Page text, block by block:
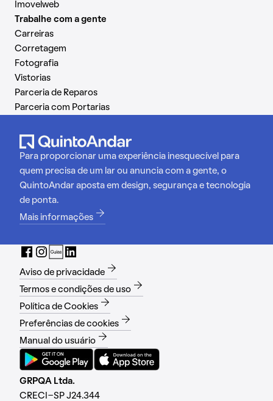
Imovelweb
Trabalhe com a gente
Carreiras
Corretagem
Fotografia
Vistorias
Parceria de Reparos
Parceria com Portarias
Para proporcionar uma experiência inesquecível para
quem precisa de um lar ou anuncia com a gente, o
QuintoAndar aposta em design, segurança e tecnologia
de ponta.
Mais informações
Aviso de privacidade
Termos e condições de uso
Política de Cookies
Preferências de cookies
Manual do usuário
GRPQA Ltda.
CRECI-SP J24.344